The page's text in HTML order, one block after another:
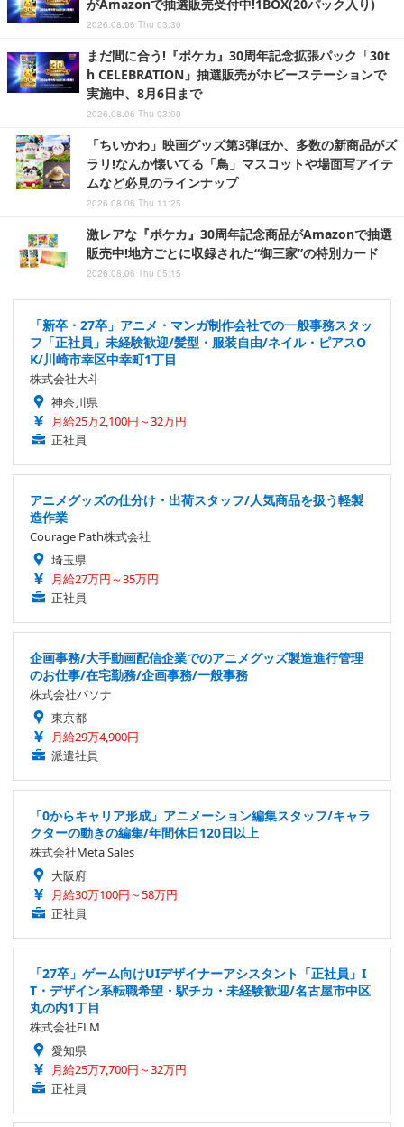
がAmazonで抽選販売受付中!1BOX(20パック入り)
2026.08.06 Thu 03:30
まだ間に合う!『ポケカ』30周年記念拡張パック「30t
h CELEBRATION」抽選販売がホビーステーションで
実施中、8月6日まで
2026.08.06 Thu 03:00
「ちいかわ」映画グッズ第3弾ほか、多数の新商品がズ
ラリ!なんか懐いてる「鳥」マスコットや場面写アイテ
ムなど必見のラインナップ
2026.08.06 Thu 11:25
激レアな『ポケカ』30周年記念商品がAmazonで抽選
販売中!地方ごとに収録された“御三家”の特別カード
2026.08.06 Thu 05:15
「新卒・27卒」アニメ・マンガ制作会社での一般事務スタッ
フ「正社員」未経験歓迎/髪型・服装自由/ネイル・ピアスO
K/川崎市幸区中幸町1丁目
株式会社大斗
神奈川県
月給25万2,100円～32万円
正社員
アニメグッズの仕分け・出荷スタッフ/人気商品を扱う軽製
造作業
Courage Path株式会社
埼玉県
月給27万円～35万円
正社員
企画事務/大手動画配信企業でのアニメグッズ製造進行管理
のお仕事/在宅勤務/企画事務/一般事務
株式会社パソナ
東京都
月給29万4,900円
派遣社員
「0からキャリア形成」アニメーション編集スタッフ/キャラ
クターの動きの編集/年間休日120日以上
株式会社Meta Sales
大阪府
月給30万100円～58万円
正社員
「27卒」ゲーム向けUIデザイナーアシスタント「正社員」I
T・デザイン系転職希望・駅チカ・未経験歓迎/名古屋市中区
丸の内1丁目
株式会社ELM
愛知県
月給25万7,700円～32万円
正社員